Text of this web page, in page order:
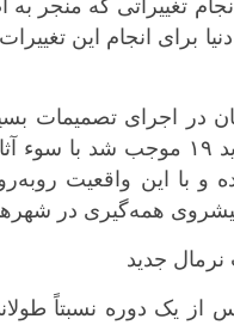
*جهان
بین الملل
آمریکا و اروپا
تغییراتی که منجر
برای انجام این
در اجرای تصمیمات
راه نمی‌رسد. کووید ۱۹
و با این واقعیت
پیشروی همه‌گیری در
نرمال جدید
یک دوره نسبتاً